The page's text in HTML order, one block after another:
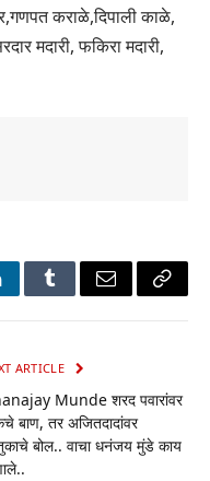
कराळे,दिपाली काळे,
मदारी, फकिरा मदारी,
TumblrEmail Copy
ARTICLE
Munde शरद पवारांवर
बाण, तर अजितदादांवर
बोल.. वाचा धनंजय मुंडे काय